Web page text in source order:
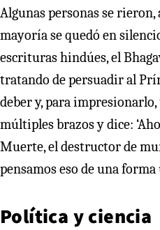
Algunas personas se
mayoría se quedó en
escrituras hindúes, el
tratando de persuadir al
deber y, para
múltiples brazos y dice:
Muerte, el destructor de
pensamos eso de una forma
Política y ciencia